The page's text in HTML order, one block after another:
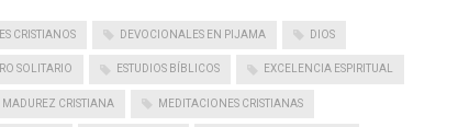
CRISTIANOS DEVOCIONALES EN PIJAMA DIOS
SOLITARIO ESTUDIOS BÍBLICOS EXCELENCIA ESPIRITUAL
MADUREZ CRISTIANA MEDITACIONES CRISTIANAS